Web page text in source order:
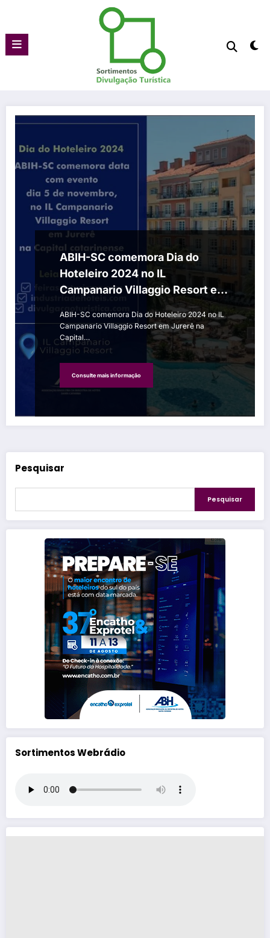
conteúdo
ABIH-SC comemora Dia do
Hoteleiro 2024 no IL
Campanario Villaggio Resort em
Jurerê na Capital catarinense
ABIH-SC comemora Dia do Hoteleiro 2024 no IL
Campanario Villaggio Resort em Jurerê na
Capital…
Consulte mais informação
Pesquisar
Pesquisar
Sortimentos Webrádio